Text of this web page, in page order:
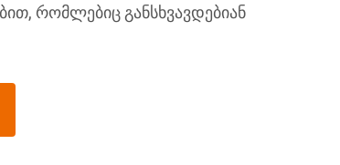
რომლებიც განსხვავდებიან